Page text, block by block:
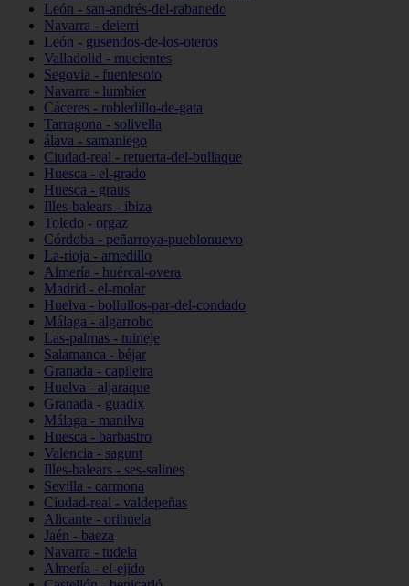
León - san-andrés-del-rabanedo
Navarra - deierri
León - gusendos-de-los-oteros
Valladolid - mucientes
Segovia - fuentesoto
Navarra - lumbier
Cáceres - robledillo-de-gata
Tarragona - solivella
álava - samaniego
Ciudad-real - retuerta-del-bullaque
Huesca - el-grado
Huesca - graus
Illes-balears - ibiza
Toledo - orgaz
Córdoba - peñarroya-pueblonuevo
La-rioja - arnedillo
Almería - huércal-overa
Madrid - el-molar
Huelva - bollullos-par-del-condado
Málaga - algarrobo
Las-palmas - tuineje
Salamanca - béjar
Granada - capileira
Huelva - aljaraque
Granada - guadix
Málaga - manilva
Huesca - barbastro
Valencia - sagunt
Illes-balears - ses-salines
Sevilla - carmona
Ciudad-real - valdepeñas
Alicante - orihuela
Jaén - baeza
Navarra - tudela
Almería - el-ejido